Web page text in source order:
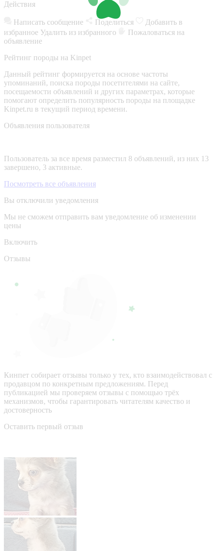
Действия
Написать сообщение Поделиться
Добавить в
избранное Удалить из избранного
Пожаловаться на
объявление
Рейтинг породы на Kinpet
Данный рейтинг формируется на основе частоты
упоминаний, поиска породы посетителями на сайте,
посещаемости объявлений и других параметрах, которые
помогают определить популярность породы на площадке
Kinpet.ru в текущий период времени.
Объявления пользователя
Пользователь за все время разместил 8 объявлений, из них 13
завершено, 3 активные.
Посмотреть все объявления
Вы отключили уведомления
Мы не сможем отправить вам уведомление об изменении
цены
Включить
Отзывы
Кинпет собирает отзывы только у тех, кто взаимодействовал с
продавцом по конкретным предложениям. Перед
публикацией мы проверяем отзывы с помощью трёх
механизмов, чтобы гарантировать читателям качество и
достоверность
Оставить первый отзыв